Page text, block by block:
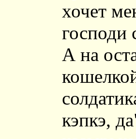
хочет
господи
А на
кэпкэ,